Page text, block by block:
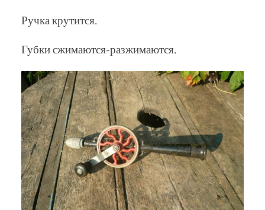
Ручка крутится.
Губки сжимаются-разжимаются.